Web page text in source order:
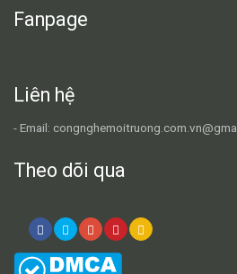
Fanpage
Liên hệ
- Email:
Theo dõi qua